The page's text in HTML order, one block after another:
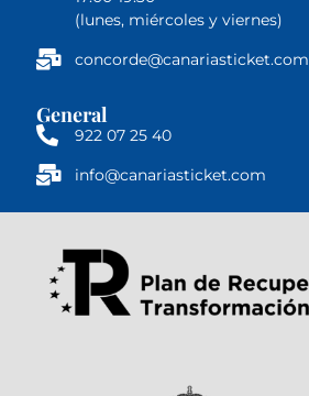
(lunes, miércoles y viernes)
concorde@canariasticket.com
General
922 07 25 40
info@canariasticket.com